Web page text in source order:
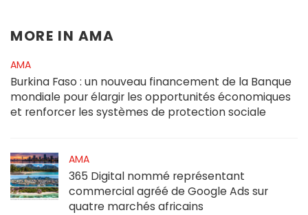
MORE IN AMA
AMA
Burkina Faso : un nouveau financement de la Banque
mondiale pour élargir les opportunités économiques
et renforcer les systèmes de protection sociale
AMA
365 Digital nommé représentant
commercial agréé de Google Ads sur
quatre marchés africains